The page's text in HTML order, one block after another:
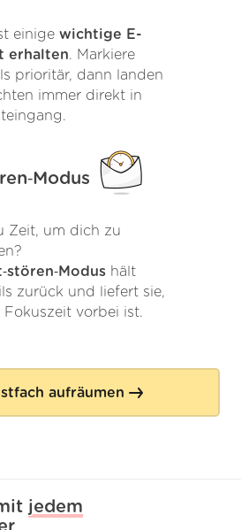
einige wichtige E-
erhalten. Markiere
prioritär, dann landen
immer direkt in
Zeit, um dich zu
hält
zurück und liefert sie,
Fokuszeit vorbei ist.
aufräumen
jedem